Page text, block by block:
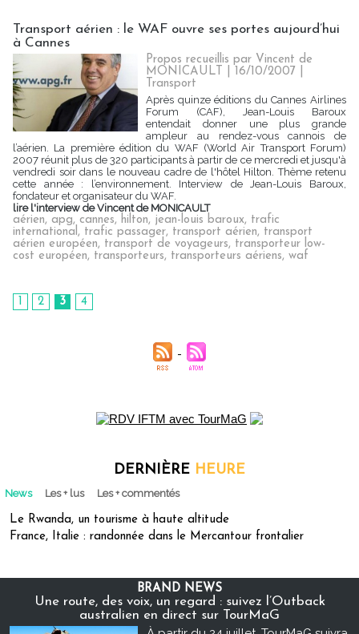
Transport aérien : le WAF ouvre ses portes aujourd’hui
à Cannes
Propos recueillis par Vincent de
MONICAULT | 16/10/2007
Transport
Après quinze éditions du Cannes Airlines
Forum (CAF), Jean-Louis Baroux
entendait donner une plus grande
ampleur au rendez-vous cannois de
l’aérien. La première édition du WAF (World Air Transport Forum)
2007 réunit plus de 320 participants à partir de ce mercredi et jusqu'à
vendredi soir dans le nouveau cadre de l'hôtel Hilton. Thème retenu
cette année : l’environnement. Interview de Jean-Louis Baroux,
fondateur et organisateur du WAF.
lire l'interview de Vincent de MONICAULT
aérien, apg, cannes, hilton, jean-louis baroux, trafic
international, trafic passager, transport aérien, transport
aérien européen, transport de voyageurs, transporteur low-
cost européen, transporteurs, transporteurs aériens, waf
1 2 3 4
DERNIÈRE HEURE
News Les + lus Les + commentés
Le Rwanda, un tourisme à haute altitude
France, Italie : randonnée dans le Mercantour frontalier
BRAND NEWS
Une route, des voix, un regard : suivez l’Outback
australien en direct sur TourMaG